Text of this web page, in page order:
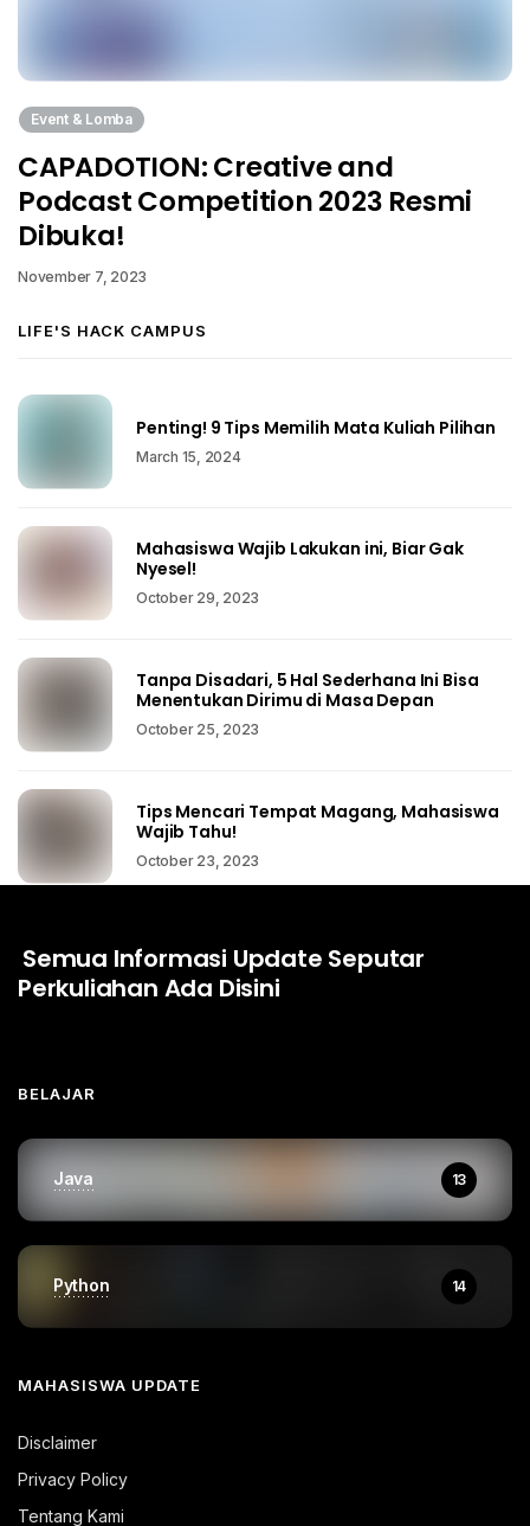
Event & Lomba
CAPADOTION: Creative and
Podcast Competition 2023 Resmi
Dibuka!
November 7, 2023
LIFE'S HACK CAMPUS
Penting! 9 Tips Memilih Mata Kuliah Pilihan
March 15, 2024
Mahasiswa Wajib Lakukan ini, Biar Gak
Nyesel!
October 29, 2023
Tanpa Disadari, 5 Hal Sederhana Ini Bisa
Menentukan Dirimu di Masa Depan
October 25, 2023
Tips Mencari Tempat Magang, Mahasiswa
Wajib Tahu!
October 23, 2023
Semua Informasi Update Seputar
Perkuliahan Ada Disini
BELAJAR
Java 13
Python 14
MAHASISWA UPDATE
Disclaimer
Privacy Policy
Tentang Kami